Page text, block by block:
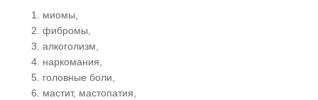
миомы,
фибромы,
алкоголизм,
наркомания,
головные боли,
мастит, мастопатия,